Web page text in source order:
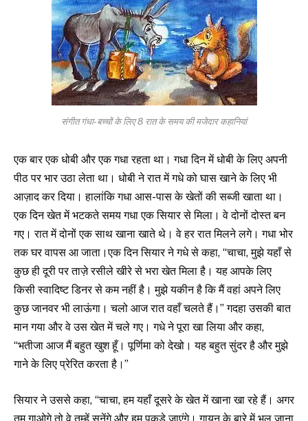
संगीत गंधा-बच्चों के लिए 8 रात के समय की मजेदार कहानियां
एक बार एक धोबी और एक गधा रहता था। गधा दिन में धोबी के लिए अपनी
पीठ पर भार उठा लेता था। धोबी ने रात में गधे को घास खाने के लिए भी
आज़ाद कर दिया। हालांकि गधा आस-पास के खेतों की सब्जी खाता था।
एक दिन खेत में भटकते समय गधा एक सियार से मिला। वे दोनों दोस्त बन
गए। रात में दोनों एक साथ खाना खाते थे। वे हर रात मिलने लगे। गधा भोर
तक घर वापस आ जाता।एक दिन सियार ने गधे से कहा, “चाचा, मुझे यहाँ से
कुछ ही दूरी पर ताज़े रसीले खीरे से भरा खेत मिला है। यह आपके लिए
किसी स्वादिष्ट डिनर से कम नहीं है। मुझे यकीन है कि मैं वहां अपने लिए
कुछ जानवर भी लाऊंगा। चलो आज रात वहाँ चलते हैं।” गदहा उसकी बात
मान गया और वे उस खेत में चले गए। गधे ने पूरा खा लिया और कहा,
“भतीजा आज मैं बहुत खुश हूँ। पूर्णिमा को देखो। यह बहुत सुंदर है और मुझे
गाने के लिए प्रेरित करता है।”
सियार ने उससे कहा, “चाचा, हम यहाँ दूसरे के खेत में खाना खा रहे हैं। अगर